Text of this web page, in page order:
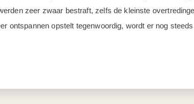
zeer zwaar bestraft, zelfs de kleinste
ontspannen opstelt tegenwoordig, wordt er nog